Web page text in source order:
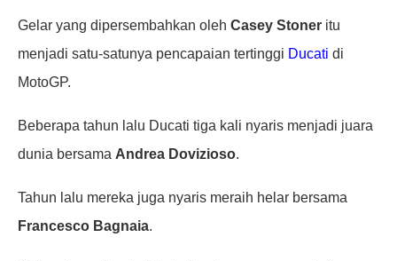
Gelar yang dipersembahkan oleh Casey Stoner itu
menjadi satu-satunya pencapaian tertinggi Ducati di
MotoGP.
Beberapa tahun lalu Ducati tiga kali nyaris menjadi juara
dunia bersama Andrea Dovizioso.
Tahun lalu mereka juga nyaris meraih helar bersama
Francesco Bagnaia.